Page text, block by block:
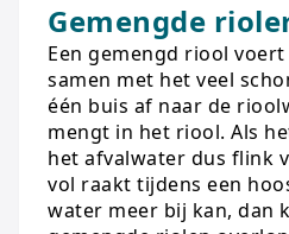
Gemengde
Een gemengd riool
samen met het veel
één buis af naar de
mengt in het riool. Als
het afvalwater dus flink
vol raakt tijdens een
water meer bij kan, dan